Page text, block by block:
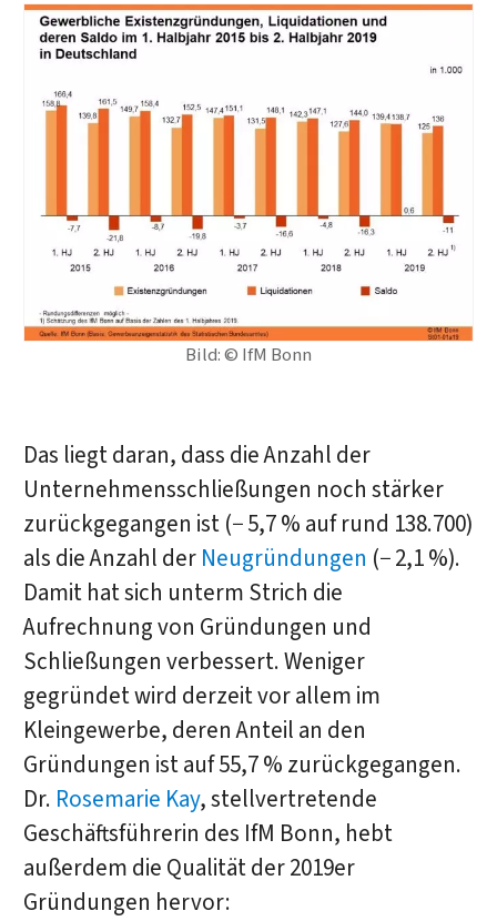
Bild: © IfM Bonn
Das liegt daran, dass die Anzahl der
Unternehmensschließungen noch stärker
zurückgegangen ist (− 5,7 % auf rund 138.700)
als die Anzahl der Neugründungen (− 2,1 %).
Damit hat sich unterm Strich die
Aufrechnung von Gründungen und
Schließungen verbessert. Weniger
gegründet wird derzeit vor allem im
Kleingewerbe, deren Anteil an den
Gründungen ist auf 55,7 % zurückgegangen.
Dr. Rosemarie Kay, stellvertretende
Geschäftsführerin des IfM Bonn, hebt
außerdem die Qualität der 2019er
Gründungen hervor: